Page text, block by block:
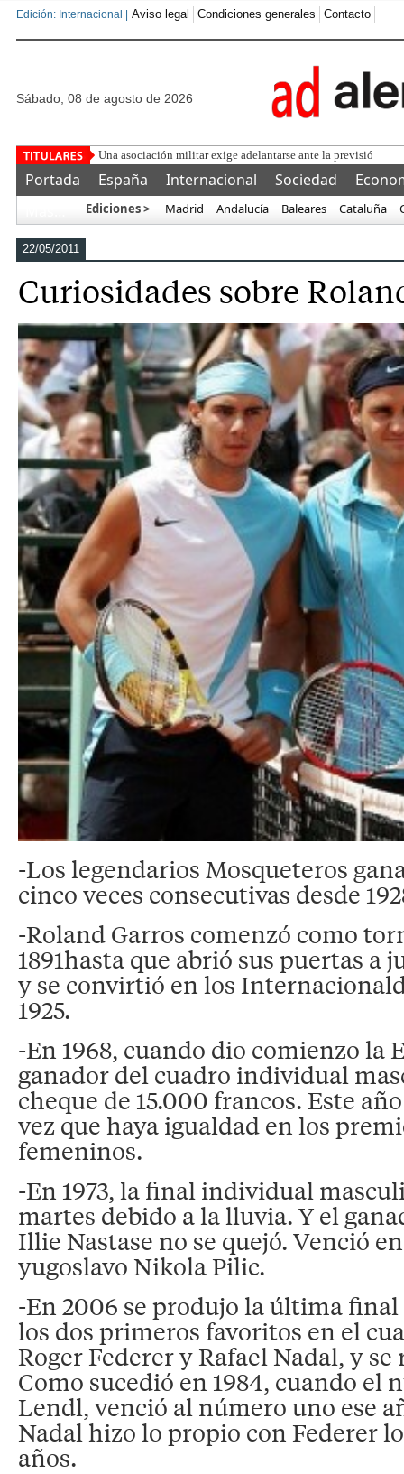
Edición: Internacional | Aviso legal Condiciones generales Contacto
sábado, 08 de agosto de 2026
Una asociación militar exige adelantarse ante la previsión de
Portada España Internacional Sociedad
Ediciones > Madrid Andalucía Baleares Cataluña
22/05/2011
Curiosidades sobre
-Los legendarios Mosqueteros
cinco veces consecutivas desde
-Roland Garros comenzó como
1891hasta que abrió sus puertas a
y se convirtió en los
1925.
-En 1968, cuando dio comienzo la
ganador del cuadro individual
cheque de 15.000 francos. Este
vez que haya igualdad en los
femeninos.
-En 1973, la final individual
martes debido a la lluvia. Y el
Illie Nastase no se quejó. Venció
yugoslavo Nikola Pilic.
-En 2006 se produjo la última final
los dos primeros favoritos en el
Roger Federer y Rafael Nadal, y
Como sucedió en 1984, cuando el
Lendl, venció al número uno ese
Nadal hizo lo propio con Federer
años.